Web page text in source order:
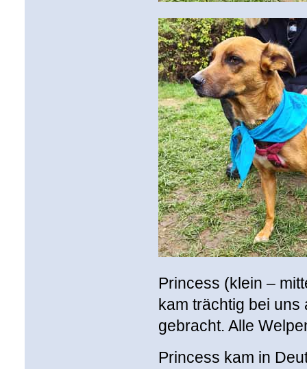
Princess (klein –
kam trächtig bei uns
gebracht. Alle
Princess kam in